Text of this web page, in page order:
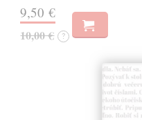
9,50 €
10,00 € ?